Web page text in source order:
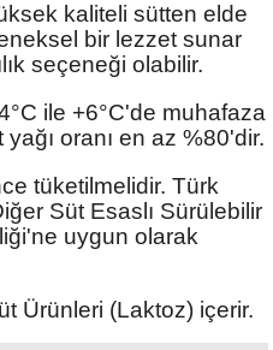
kaliteli sütten elde
bir lezzet sunar
seçeneği olabilir.
ile +6°C'de muhafaza
oranı en az %80'dir.
tüketilmelidir. Türk
Süt Esaslı Sürülebilir
uygun olarak
Ürünleri (Laktoz) içerir.